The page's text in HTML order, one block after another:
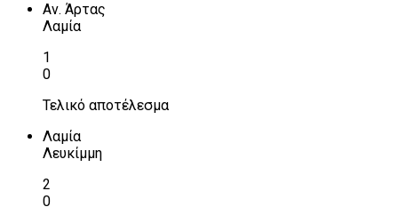
Αν. Άρτας
Λαμία
1
0
Τελικό αποτέλεσμα
Λαμία
Λευκίμμη
2
0